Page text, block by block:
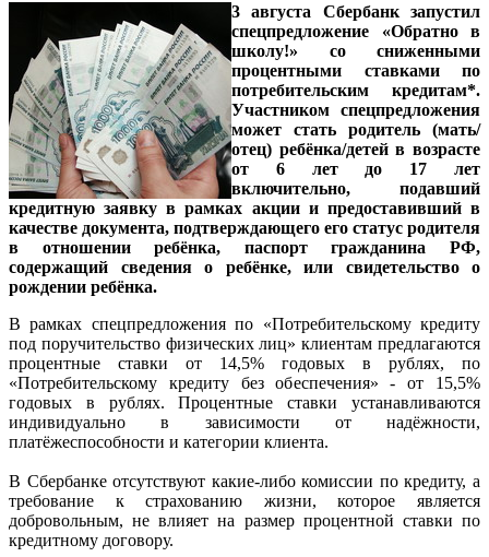
3 августа Сбербанк запустил
спецпредложение «Обратно в
школу!» со сниженными
процентными ставками по
потребительским кредитам*.
Участником спецпредложения
может стать родитель (мать/
отец) ребёнка/детей в возрасте
от 6 лет до 17 лет
включительно, подавший
кредитную заявку в рамках акции и предоставивший в
качестве документа, подтверждающего его статус родителя
в отношении ребёнка, паспорт гражданина РФ,
содержащий сведения о ребёнке, или свидетельство о
рождении ребёнка.
В рамках спецпредложения по «Потребительскому кредиту
под поручительство физических лиц» клиентам предлагаются
процентные ставки от 14,5% годовых в рублях, по
«Потребительскому кредиту без обеспечения» - от 15,5%
годовых в рублях. Процентные ставки устанавливаются
индивидуально в зависимости от надёжности,
платёжеспособности и категории клиента.
В Сбербанке отсутствуют какие-либо комиссии по кредиту, а
требование к страхованию жизни, которое является
добровольным, не влияет на размер процентной ставки по
кредитному договору.